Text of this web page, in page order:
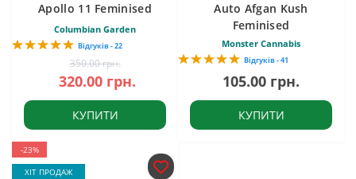
Apollo 11 Feminised
Columbian Garden
Відгуків - 22
350.00 грн.
320.00 грн.
КУПИТИ
Auto Afgan Kush
Feminised
Monster Cannabis
Відгуків - 41
105.00 грн.
КУПИТИ
-23%
ХІТ ПРОДАЖ